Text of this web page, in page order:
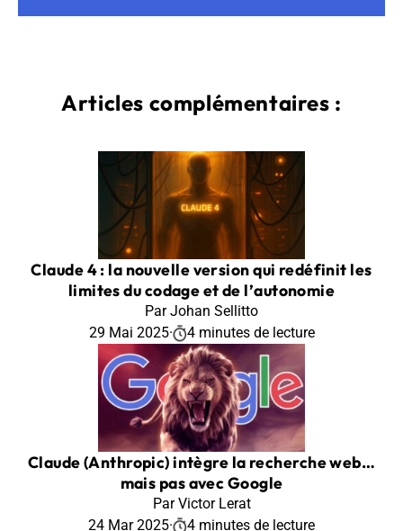
Articles complémentaires :
Claude 4 : la nouvelle version qui redéfinit les
limites du codage et de l’autonomie
Par Johan Sellitto
29 Mai 2025· 4 minutes de lecture
Claude (Anthropic) intègre la recherche web…
mais pas avec Google
Par Victor Lerat
24 Mar 2025· 4 minutes de lecture